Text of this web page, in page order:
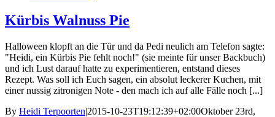
Kürbis Walnuss Pie
Halloween klopft an die Tür und da Pedi neulich am Telefon sagte:
"Heidi, ein Kürbis Pie fehlt noch!" (sie meinte für unser Backbuch)
und ich Lust darauf hatte zu experimentieren, entstand dieses
Rezept. Was soll ich Euch sagen, ein absolut leckerer Kuchen, mit
einer nussig zitronigen Note - den mach ich auf alle Fälle noch [...]
By Heidi Terpoorten|2015-10-23T19:12:39+02:00Oktober 23rd,